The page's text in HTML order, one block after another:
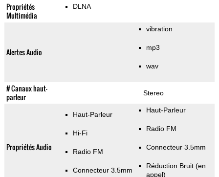
Propriétés
Multimédia
DLNA
Alertes Audio
vibration
mp3
wav
# Canaux haut-
parleur
Stereo
Propriétés Audio
Haut-Parleur
Hi-Fi
Radio FM
Connecteur 3.5mm
Haut-Parleur
Radio FM
Connecteur 3.5mm
Réduction Bruit (en
appel)